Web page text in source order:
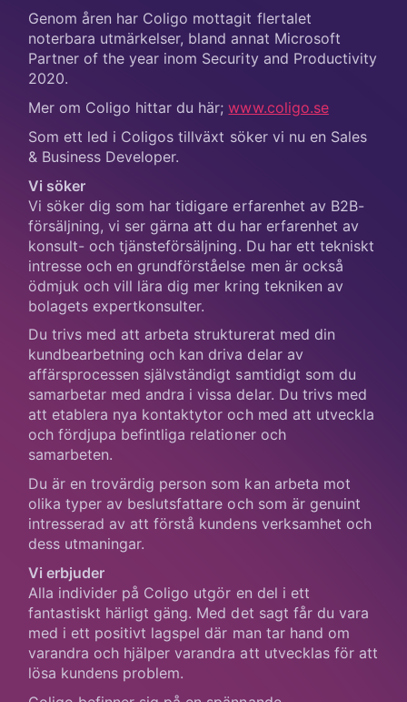
Genom åren har Coligo mottagit flertalet
noterbara utmärkelser, bland annat Microsoft
Partner of the year inom Security and Productivity
2020.
Mer om Coligo hittar du här;www.coligo.se
Som ett led i Coligos tillväxt söker vi nu en Sales
& Business Developer.
Vi söker
Vi söker dig som har tidigare erfarenhet av B2B-
försäljning, vi ser gärna att du har erfarenhet av
konsult- och tjänsteförsäljning. Du har ett tekniskt
intresse och en grundförståelse men är också
ödmjuk och vill lära dig mer kring tekniken av
bolagets expertkonsulter.
Du trivs med att arbeta strukturerat med din
kundbearbetning och kan driva delar av
affärsprocessen självständigt samtidigt som du
samarbetar med andra i vissa delar. Du trivs med
att etablera nya kontaktytor och med att utveckla
och fördjupa befintliga relationer och
samarbeten.
Du är en trovärdig person som kan arbeta mot
olika typer av beslutsfattare och som är genuint
intresserad av att förstå kundens verksamhet och
dess utmaningar.
Vi erbjuder
Alla individer på Coligo utgör en del i ett
fantastiskt härligt gäng. Med det sagt får du vara
med i ett positivt lagspel där man tar hand om
varandra och hjälper varandra att utvecklas för att
lösa kundens problem.